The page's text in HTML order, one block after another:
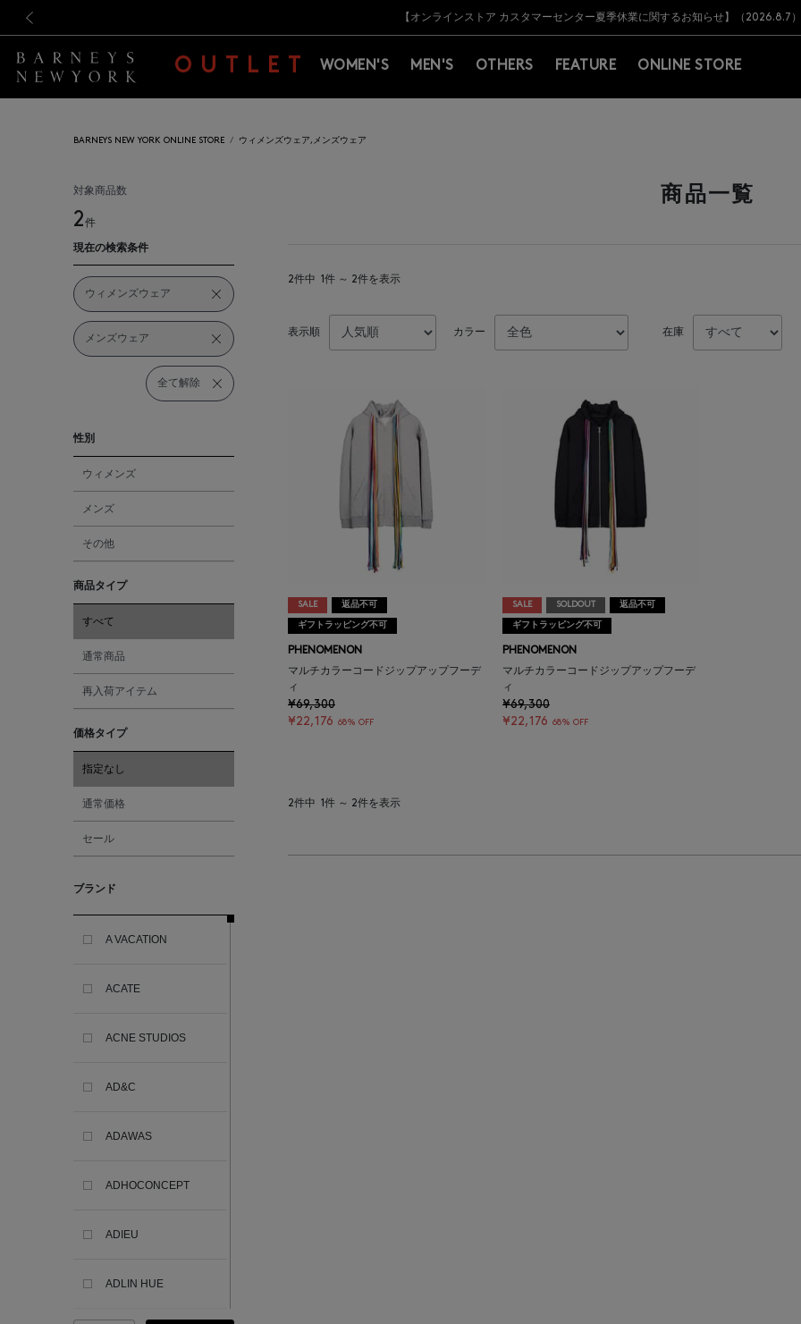
新規登録のお客様も対象！＜MY BARNEYS＞会員のお客様は11,000円（税込）以上のお買上げで常時送料無料
【夏季休業に伴う出荷一時停止のお知らせ】(2026.8.7)
【オンラインストア カスタマーセンター夏季休業に関するお知らせ】（2026.8.7）
【夏季休業に伴う返品・交換承り一時停止のお知らせ】（2026.8.5）
熊本県を中心とした地震の影響によるお荷物のお届けについて
【開催中】SUMMER SALEのご案内・ご注意事項
新規登録のお客様も対象！＜MY BARNEYS＞会員のお客様は11,000円（税込）以上のお買上げで常時送料無料
【夏季休業に伴う出荷一時停止のお知らせ】(2026.8.7)
OUTLET WOMEN'S MEN'S OTHERS FEATURE ONLINE STORE
BARNEYS NEW YORK ONLINE STORE ウィメンズウェア,メンズウェア
対象商品数
2件
現在の検索条件
ウィメンズウェア
メンズウェア
全て解除
性別
ウィメンズ
メンズ
その他
商品タイプ
すべて
通常商品
再入荷アイテム
価格タイプ
指定なし
通常価格
セール
ブランド
A VACATION
ACATE
ACNE STUDIOS
AD&C
ADAWAS
ADHOCONCEPT
ADIEU
ADLIN HUE
商品一覧
2件中 1件 ～ 2件を表示
表示順 カラー 在庫
SALE 返品不可
ギフトラッピング不可
PHENOMENON
マルチカラーコードジップアップフーデ
ィ
¥69,300
¥22,176 68% OFF
SALE SOLDOUT 返品不可
ギフトラッピング不可
PHENOMENON
マルチカラーコードジップアップフーデ
ィ
¥69,300
¥22,176 68% OFF
2件中 1件 ～ 2件を表示